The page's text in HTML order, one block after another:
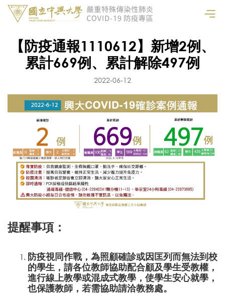
【防疫通報1110612】新增2例、
累計669例、累計解除497例
2022-06-12
提醒事項：
防疫視同作戰，為照顧確診或因匡列而無法到校
的學生，請各位教師協助配合顧及學生受教權，
進行線上教學或混成式教學，使學生安心就學，
也保護教師，若需協助請洽教務處。